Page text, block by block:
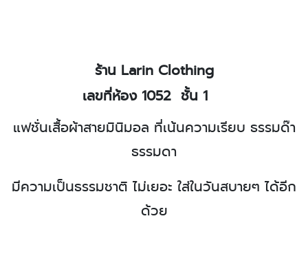
ร้าน Larin Clothing
เลขที่ห้อง 1052 ชั้น 1
แฟชั่นเสื้อผ้าสายมินิมอล ที่เน้นความเรียบ ธรรมด๊า
ธรรมดา
มีความเป็นธรรมชาติ ไม่เยอะ ใส่ในวันสบายๆ ได้อีก
ด้วย